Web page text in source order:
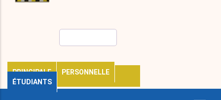
PRINCIPALE
PERSONNELLE
ÉTUDIANTS